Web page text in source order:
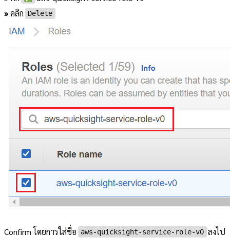
»คลิก Delete
Confirm โดยการใส่ชื่อ aws-quicksight-service-role-v0 ลงไป